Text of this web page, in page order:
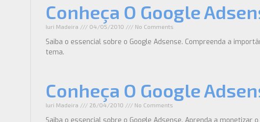
Conheça O Google
Iuri Madeira 04/05/2010 No Comments
Saiba o essencial sobre o Google Adsense. Compreenda a
tema.
Conheça O Google
Iuri Madeira 26/04/2010 No Comments